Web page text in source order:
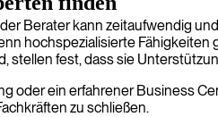
Berater kann zeitaufwendig
hochspezialisierte
fest, dass sie
oder ein erfahrener Business
zu schließen.